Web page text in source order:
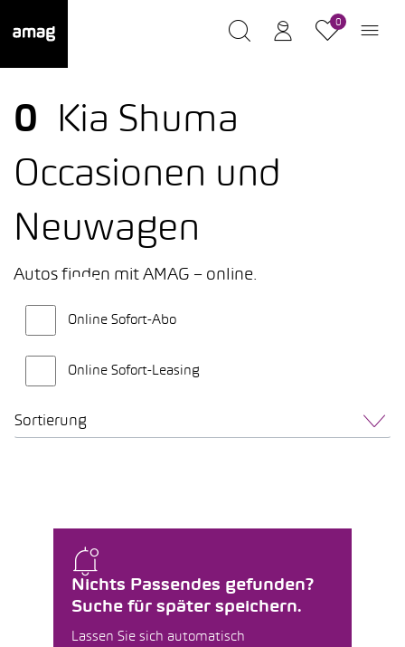
0
0
Kia Shuma
Occasionen und
Neuwagen
Autos finden mit AMAG – online.
Online Sofort-Abo
Online Sofort-Leasing
Sortierung
Nichts Passendes gefunden?
Suche für später speichern.
Lassen Sie sich automatisch